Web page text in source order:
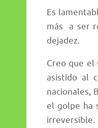
Es
más a ser
dejadez.
Creo que el
asistido al
nacionales,
el golpe ha
irreversible.